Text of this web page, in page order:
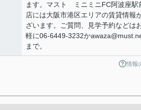
ます。マスト ミニミニFC阿波座駅
店には大阪市港区エリアの賃貸情報
ざいます。ご質問、見学予約などは
軽に06-6449-3232か
まで。
情報